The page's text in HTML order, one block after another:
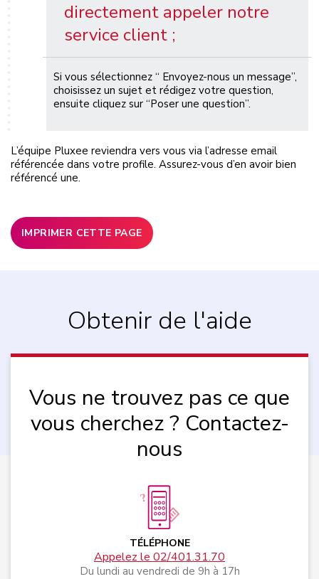
directement appeler notre
service client ;
Si vous sélectionnez “ Envoyez-nous un message”,
choisissez un sujet et rédigez votre question,
ensuite cliquez sur “Poser une question”.
L’équipe Pluxee reviendra vers vous via l’adresse email
référencée dans votre profile. Assurez-vous d’en avoir bien
référencé une.
IMPRIMER CETTE PAGE
Obtenir de l'aide
Vous ne trouvez pas ce que
vous cherchez ? Contactez-
nous
TÉLÉPHONE
Appelez le 02/401.31.70
Du lundi au vendredi de 9h à 17h